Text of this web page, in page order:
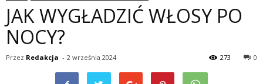
JAK WYGŁADZIĆ WŁOSY PO
NOCY?
Przez Redakcja - 2 września 2024 0
273